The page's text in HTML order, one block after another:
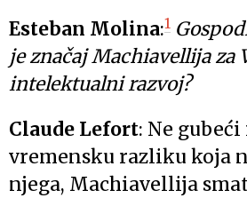
Esteban Molina:1
je značaj Machiavellija za
intelektualni razvoj?
Claude Lefort: Ne
vremensku razliku koja
njega, Machiavellija